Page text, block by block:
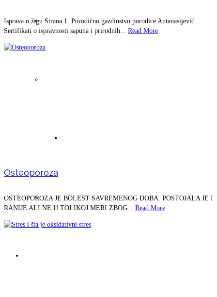
Čaša koja menja ukus vode
Tinktura od koprive
Isprava o žigu Strana 1. Porodično gazdinstvo porodice Antanasijević
Sertifikati o ispravnosti sapuna i prirodnih... Read More
Osteoporoza
OSTEOPOROZA JE BOLEST SAVREMENOG DOBA. POSTOJALA JE I
RANIJE ALI NE U TOLIKOJ MERI ZBOG... Read More